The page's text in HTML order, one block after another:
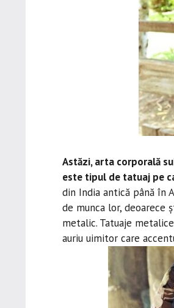
Astăzi, arta corporală
este tipul de tatuaj pe
din India antică până în
de munca lor, deoarece
metalic. Tatuaje
auriu uimitor care